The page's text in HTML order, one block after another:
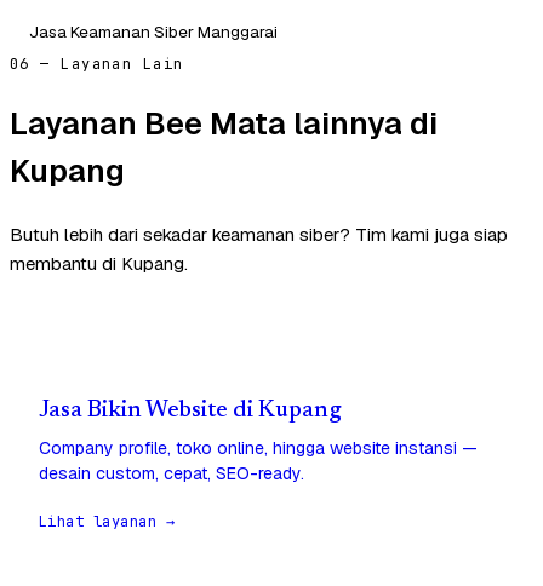
Jasa Keamanan Siber Manggarai
06 — Layanan Lain
Layanan Bee Mata lainnya di
Kupang
Butuh lebih dari sekadar keamanan siber? Tim kami juga siap
membantu di Kupang.
Jasa Bikin Website di Kupang
Company profile, toko online, hingga website instansi —
desain custom, cepat, SEO-ready.
Lihat layanan →